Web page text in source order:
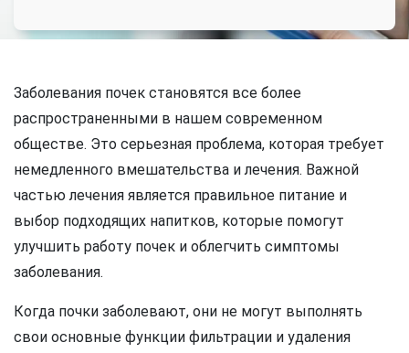
Заболевания почек становятся все более
распространенными в нашем современном
обществе. Это серьезная проблема, которая требует
немедленного вмешательства и лечения. Важной
частью лечения является правильное питание и
выбор подходящих напитков, которые помогут
улучшить работу почек и облегчить симптомы
заболевания.
Когда почки заболевают, они не могут выполнять
свои основные функции фильтрации и удаления